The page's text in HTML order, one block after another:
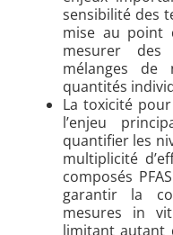
sensibilité des
mise au point
mesurer des
mélanges de
quantités
La toxicité
l’enjeu
quantifier les
multiplicité
composés
garantir la
mesures in
limitant autant